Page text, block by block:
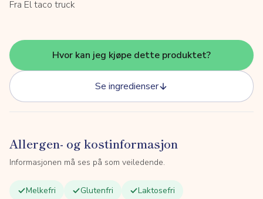
Fra El taco truck
Hvor kan jeg kjøpe dette produktet?
Se ingredienser
Allergen- og kostinformasjon
Informasjonen må ses på som veiledende.
Melkefri Glutenfri Laktosefri